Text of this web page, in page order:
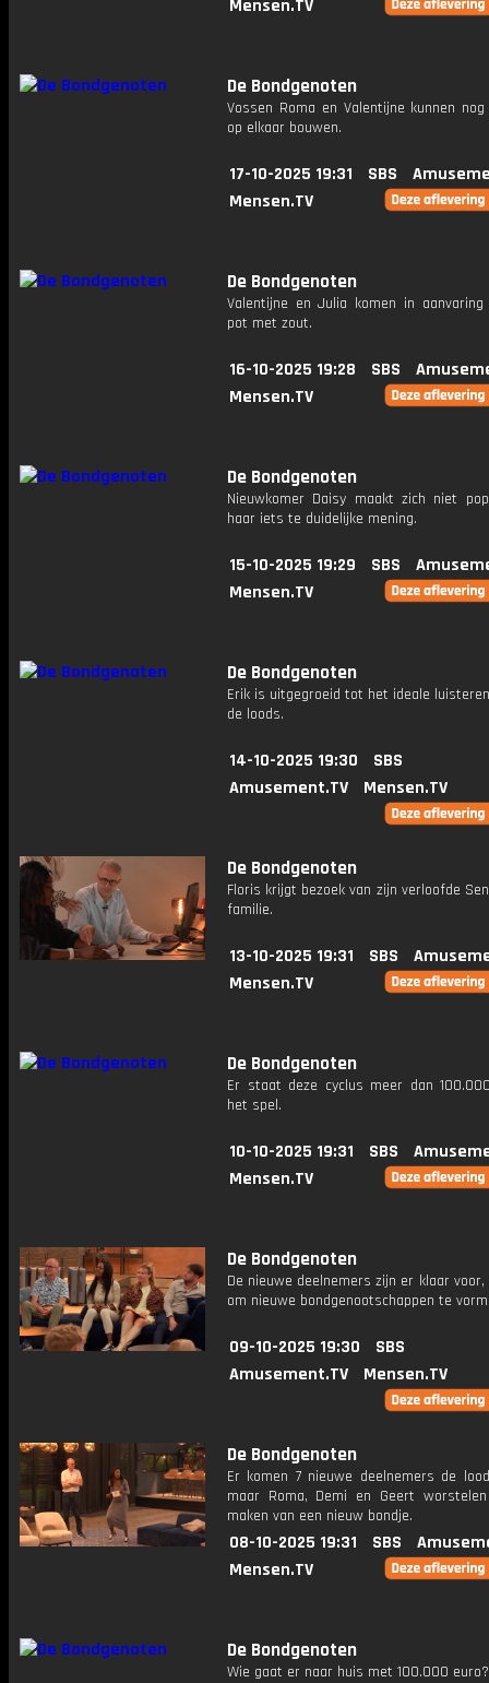
Mensen.TV
De Bondgenoten
Vossen Roma en Valentijne kunnen
op elkaar bouwen.
17-10-2025 19:31 SBS
Mensen.TV
De Bondgenoten
Valentijne en Julia komen in
pot met zout.
16-10-2025 19:28 SBS
Mensen.TV
De Bondgenoten
Nieuwkomer Daisy maakt zich niet
haar iets te duidelijke mening.
15-10-2025 19:29 SBS
Mensen.TV
De Bondgenoten
Erik is uitgegroeid tot het ideale
de loods.
14-10-2025 19:30
SBS
Amusement.TV
Mensen.TV
De Bondgenoten
Floris krijgt bezoek van zijn verloofde
familie.
13-10-2025 19:31 SBS
Mensen.TV
De Bondgenoten
Er staat deze cyclus meer dan
het spel.
10-10-2025 19:31 SBS
Mensen.TV
De Bondgenoten
De nieuwe deelnemers zijn er klaar
om nieuwe bondgenootschappen te
09-10-2025 19:30
SBS
Amusement.TV
Mensen.TV
De Bondgenoten
Er komen 7 nieuwe deelnemers de
maar Roma, Demi en Geert
maken van een nieuw bondje.
08-10-2025 19:31 SBS
Mensen.TV
De Bondgenoten
Wie gaat er naar huis met 100.000 euro?